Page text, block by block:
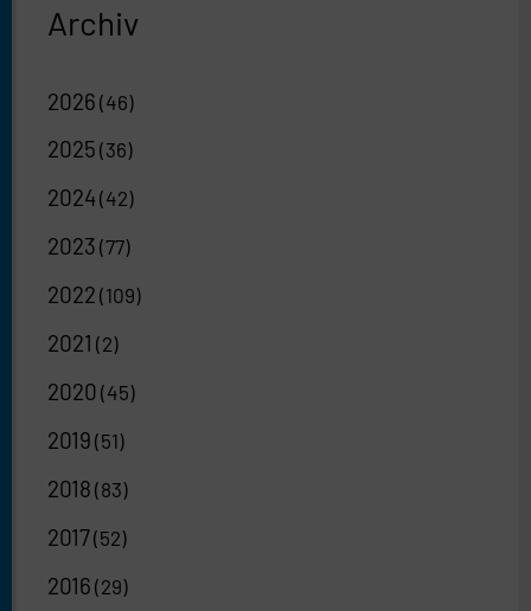
Archiv
2026 (46)
2025 (36)
2024 (42)
2023 (77)
2022 (109)
2021 (2)
2020 (45)
2019 (51)
2018 (83)
2017(52)
2016 (29)